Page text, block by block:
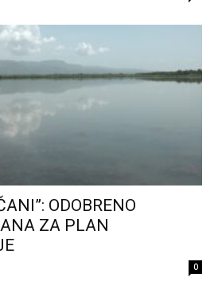
ODOBRENO
ZA PLAN
0